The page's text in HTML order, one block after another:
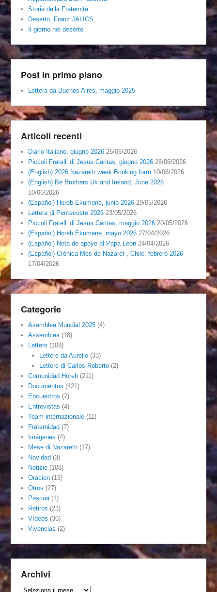
Storia della Fraternità
Deserto. Franz JALICS
Il giorno nel deserto
Post in primo piano
Lettera da Buenos Aires, maggio 2025
Articoli recenti
Diario Italiano, giugno 2026 26/06/2026
Piccoli Fratelli di Jesus Caritas, giugno 2026 26/06/2026
(English) 2026 Nazareth week Booking form 10/06/2026
(English) Be Brothers Uk and Ireland, June 2026
10/06/2026
(Español) Horeb Ekumene, junio 2026 29/05/2026
Lettera di Pentecoste 2026 23/05/2026
Piccoli Fratelli di Jesus Caritas, maggio 2026 20/05/2026
(Español) Horeb Ekumene, mayo 2026 27/04/2026
(Español) Nota de apoyo al Papa León 24/04/2026
(Español) Crónica Mes de Nazaret , Chile, febrero 2026
17/04/2026
Categorie
Asamblea Mundial 2025 (4)
Assemblea (18)
Lettere (109)
Lettere da Aurelio(33)
Lettere di Carlos Roberto(2)
Comunidad Horeb (211)
Documentos (421)
Encuentros (7)
Entrevistas (4)
Team internazionale (11)
Fraternidad (7)
Imágenes (4)
Mese di Nazareth (17)
Navidad (3)
Notizie (108)
Oracion (15)
Otros (27)
Pascua (1)
Retiros (23)
Vídeos (36)
Vivencias (2)
Archivi
Archivi